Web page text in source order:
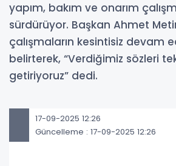
yapım, bakım ve onarım
sürdürüyor. Başkan Ahmet
çalışmaların kesintisiz devam
belirterek, “Verdiğimiz sözleri
getiriyoruz” dedi.
17-09-2025 12:26
Güncelleme : 17-09-2025 12:26